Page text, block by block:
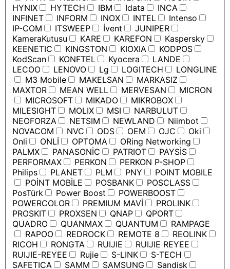
HYNIX
HYTECH IBM Idata
INCA
INFINET
INFORM INOX INTEL
Intenso
IP-COM
ITSWEEP İvent
JUNIPER
KameraKutusu
KARE KAREFON
Kaspersky
KEENETIC
KINGSTON KIOXIA
KODPOS
KodScan
KONFTEL Kyocera
LANDE
LECOO
LENOVO Lg LOGITECH
LONGLINE
M3 Mobile
MAKELSAN
MARKASIZ
MAXTOR
MEAN WELL MERVESAN
MICRON
MICROSOFT
MIKADO
MIKROBOX
MILESIGHT
MOLIX MSI
NARBULUT
NEOFORZA
NETSIM NEWLAND
Niimbot
NOVACOM
NVC ODS OEM OJC
Oki
Onli
ONLİ OPTOMA
ORing Networking
PALMX
PANASONİC PATRIOT
PAYSİS
PERFORMAX
PERKON
PERKON P-SHOP
Philips
PLANET PLM PNY
POINT MOBILE
POİNT MOBİLE
POSBANK
POSCLASS
PosTürk
Power Boost
POWERBOOST
POWERCOLOR
PREMIUM MAVİ
PROLINK
PROSKIT
PROXSEN QNAP
QPORT
QUADRO
QUANMAX QUANTUM
RAMPAGE
RAPOO
REDROCK REMOTE 8
REOLINK
RICOH
RONGTA RUIJIE
RUIJIE REYEE
RUIJIE-REYEE
Rujie S-LINK
S-TECH
SAFETICA
SAMM SAMSUNG Sandisk